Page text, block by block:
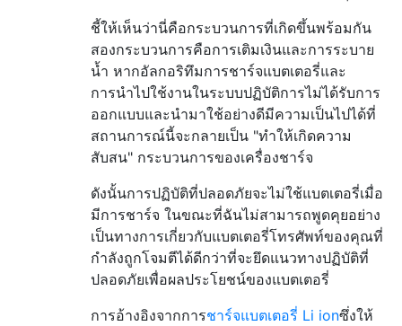
ชี้ให้เห็นว่านี่คือกระบวนการที่เกิดขึ้นพร้อมกัน
สองกระบวนการคือการเติมเงินและการระบาย
น้ำ หากอัลกอริทึมการชาร์จแบตเตอรี่และ
การนำไปใช้งานในระบบปฏิบัติการไม่ได้รับการ
ออกแบบและนำมาใช้อย่างดีมีความเป็นไปได้ที่
สถานการณ์นี้จะกลายเป็น "ทำให้เกิดความ
สับสน" กระบวนการของเครื่องชาร์จ
ดังนั้นการปฏิบัติที่ปลอดภัยจะไม่ใช้แบตเตอรี่เมื่อ
มีการชาร์จ ในขณะที่ฉันไม่สามารถพูดคุยอย่าง
เป็นทางการเกี่ยวกับแบตเตอรี่โทรศัพท์ของคุณที่
กำลังถูกโจมตีได้ดีกว่าที่จะยึดแนวทางปฏิบัติที่
ปลอดภัยเพื่อผลประโยชน์ของแบตเตอรี่
การอ้างอิงจากการชาร์จแบตเตอรี่ Li ionซึ่งให้